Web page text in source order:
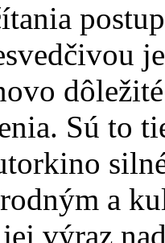
Sú to
a
výraz